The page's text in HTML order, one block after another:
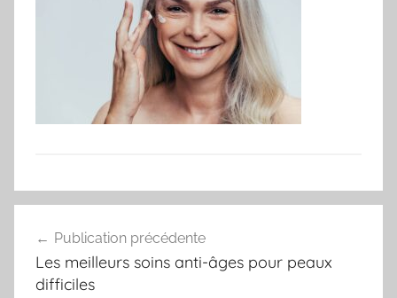
de
l’article
Publication précédente
Les meilleurs soins anti-âges pour peaux
difficiles